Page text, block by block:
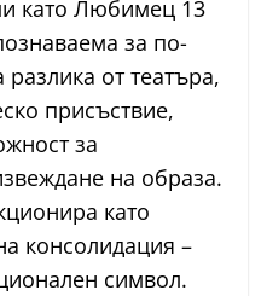
като Любимец 13
за по-
от театъра,
присъствие,
за
на образа.
като
консолидация –
символ.